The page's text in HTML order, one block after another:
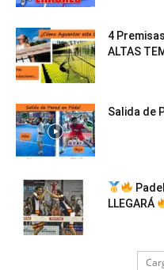
4
ALTAS
Salida de
LLEGARÁ